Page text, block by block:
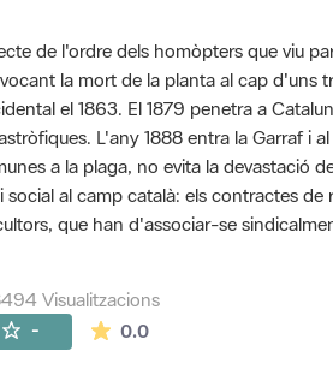
de l'ordre dels homòpters que viu
la mort de la planta al cap d'uns
el 1863. El 1879 penetra a
L'any 1888 entra la Garraf i
a la plaga, no evita la devastació
social al camp català: els contractes
que han d'associar-se
Visualitzacions
- 0.0La mitjana de les